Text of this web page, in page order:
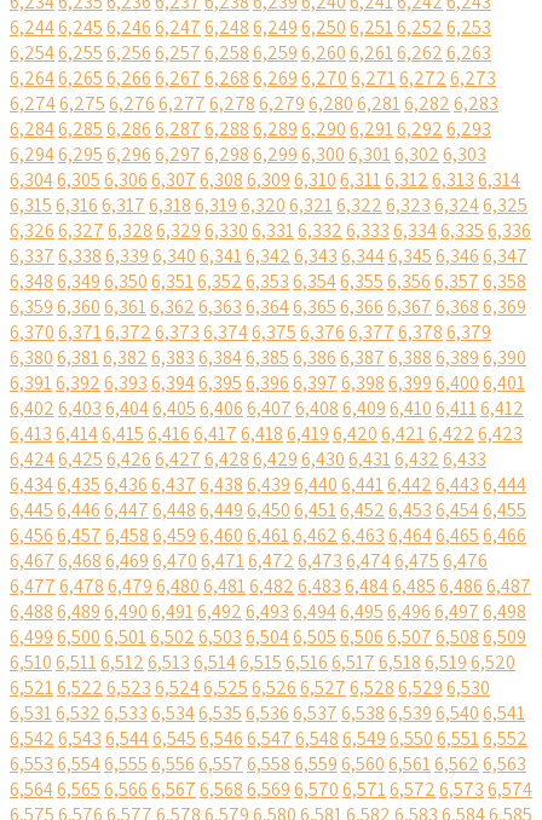
6,2446,2456,2466,2476,2486,2496,2506,2516,2526,253
6,2546,2556,2566,2576,2586,2596,2606,2616,2626,263
6,2646,2656,2666,2676,2686,2696,2706,2716,2726,273
6,2746,2756,2766,2776,2786,2796,2806,2816,2826,283
6,2846,2856,2866,2876,2886,2896,2906,2916,2926,293
6,2946,2956,2966,2976,2986,2996,3006,3016,3026,303
6,3046,3056,3066,3076,3086,3096,3106,3116,3126,3136,314
6,3156,3166,3176,3186,3196,3206,3216,3226,3236,3246,325
6,3266,3276,3286,3296,3306,3316,3326,3336,3346,3356,336
6,3376,3386,3396,3406,3416,3426,3436,3446,3456,3466,347
6,3486,3496,3506,3516,3526,3536,3546,3556,3566,3576,358
6,3596,3606,3616,3626,3636,3646,3656,3666,3676,3686,369
6,3706,3716,3726,3736,3746,3756,3766,3776,3786,379
6,3806,3816,3826,3836,3846,3856,3866,3876,3886,3896,390
6,3916,3926,3936,3946,3956,3966,3976,3986,3996,4006,401
6,4026,4036,4046,4056,4066,4076,4086,4096,4106,4116,412
6,4136,4146,4156,4166,4176,4186,4196,4206,4216,4226,423
6,4246,4256,4266,4276,4286,4296,4306,4316,4326,433
6,4346,4356,4366,4376,4386,4396,4406,4416,4426,4436,444
6,4456,4466,4476,4486,4496,4506,4516,4526,4536,4546,455
6,4566,4576,4586,4596,4606,4616,4626,4636,4646,4656,466
6,4676,4686,4696,4706,4716,4726,4736,4746,4756,476
6,4776,4786,4796,4806,4816,4826,4836,4846,4856,4866,487
6,4886,4896,4906,4916,4926,4936,4946,4956,4966,4976,498
6,4996,5006,5016,5026,5036,5046,5056,5066,5076,5086,509
6,5106,5116,5126,5136,5146,5156,5166,5176,5186,5196,520
6,5216,5226,5236,5246,5256,5266,5276,5286,5296,530
6,5316,5326,5336,5346,5356,5366,5376,5386,5396,5406,541
6,5426,5436,5446,5456,5466,5476,5486,5496,5506,5516,552
6,5536,5546,5556,5566,5576,5586,5596,5606,5616,5626,563
6,5646,5656,5666,5676,5686,5696,5706,5716,5726,5736,574